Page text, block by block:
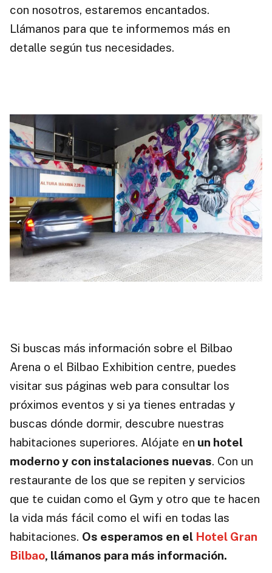
con nosotros, estaremos encantados.
Llámanos para que te informemos más en
detalle según tus necesidades.
Si buscas más información sobre el Bilbao
Arena o el Bilbao Exhibition centre, puedes
visitar sus páginas web para consultar los
próximos eventos y si ya tienes entradas y
buscas dónde dormir, descubre nuestras
habitaciones superiores. Alójate en un hotel
moderno y con instalaciones nuevas. Con un
restaurante de los que se repiten y servicios
que te cuidan como el Gym y otro que te hacen
la vida más fácil como el wifi en todas las
habitaciones. Os esperamos en el Hotel Gran
Bilbao, llámanos para más información.